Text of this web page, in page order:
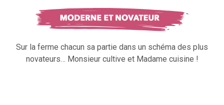
Sur la ferme chacun sa partie dans un schéma des plus
novateurs… Monsieur cultive et Madame cuisine !